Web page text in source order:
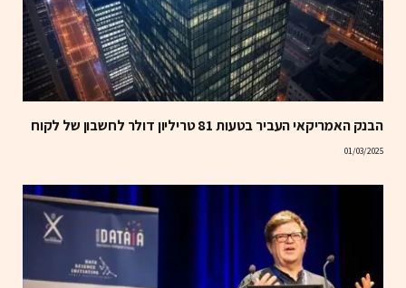
הבנק האמריקאי העביר בטעות 81 טריליון דולר לחשבון של לקוח
01/03/2025